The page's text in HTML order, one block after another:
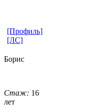
[Профиль]
[ЛС]
Борис
Стаж: 16
лет